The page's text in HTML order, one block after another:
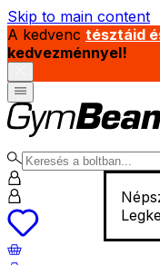
Skip to main content
A kedvenc tésztáid
kedvezménnyel!